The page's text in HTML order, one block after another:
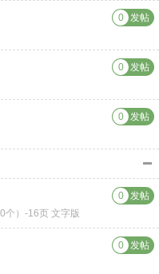
发帖
0
发帖
0
发帖
0
发帖
0
个）-16页 文字版
发帖
0